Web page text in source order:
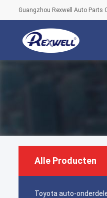
Guangzhou Rexwell Auto Parts
Alle Producten
Toyota auto-